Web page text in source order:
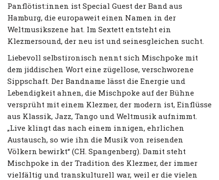
Panflötist:innen ist Special Guest der Band aus
Hamburg, die europaweit einen Namen in der
Weltmusikszene hat. Im Sextett entsteht ein
Klezmersound, der neu ist und seinesgleichen sucht.
Liebevoll selbstironisch nennt sich Mischpoke mit
dem jiddischen Wort eine zügellose, verschworene
Sippschaft. Der Bandname lässt die Energie und
Lebendigkeit ahnen, die Mischpoke auf der Bühne
versprüht mit einem Klezmer, der modern ist, Einflüsse
aus Klassik, Jazz, Tango und Weltmusik aufnimmt.
„Live klingt das nach einem innigen, ehrlichen
Austausch, so wie ihn die Musik von reisenden
Völkern bewirkt“ (CH. Spangenberg). Damit steht
Mischpoke in der Tradition des Klezmer, der immer
vielfältig und transkulturell war, weil er die vielen